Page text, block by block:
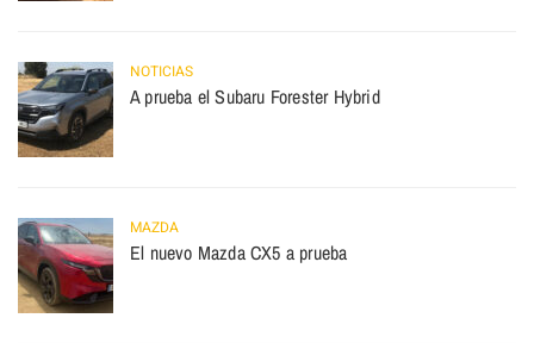
NOTICIAS
A prueba el Subaru Forester Hybrid
MAZDA
El nuevo Mazda CX5 a prueba